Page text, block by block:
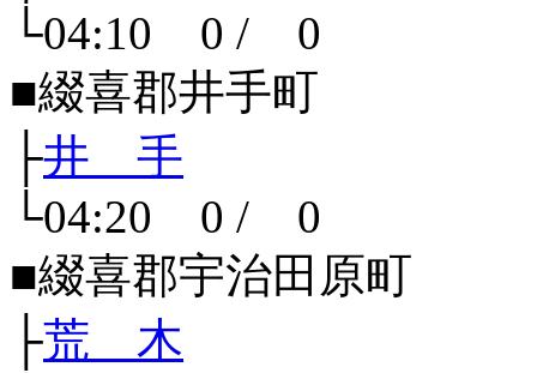
└04:10 0 / 0
■綴喜郡井手町
├井 手
└04:20 0 / 0
■綴喜郡宇治田原町
├荒 木